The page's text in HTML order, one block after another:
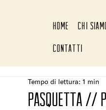
HOME CHI
CONTATTI
PASQUETTA
Tempo di lettura: 1 min